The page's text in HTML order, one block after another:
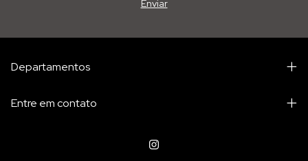
Departamentos
Entre em contato